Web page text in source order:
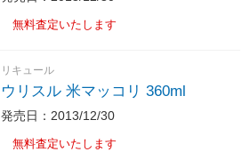
無料査定いたします
リキュール
ウリスル 米マッコリ 360ml
発売日：2013/12/30
無料査定いたします